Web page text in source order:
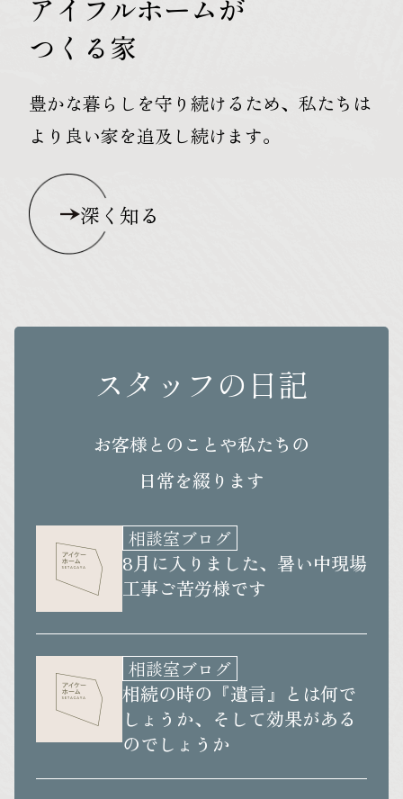
アイフルホームが
つくる家
豊かな暮らしを守り続けるため、私たちは
より良い家を追及し続けます。
深く知る
スタッフの日記
お客様とのことや私たちの
日常を綴ります
相談室ブログ
8月に入りました、暑い中現場
工事ご苦労様です
相談室ブログ
相続の時の『遺言』とは何で
しょうか、そして効果がある
のでしょうか